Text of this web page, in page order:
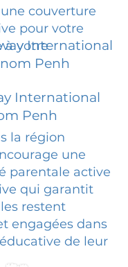
couverture
pour votre
à votreInternational
Penh
International
Penh
la région
une
parentale active
qui garantit
restent
engagées dans
de leur